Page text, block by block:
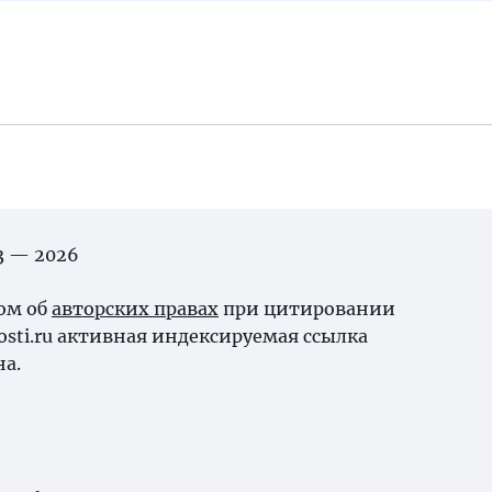
— 2026
об авторских правах при цитировании
активная индексируемая ссылка